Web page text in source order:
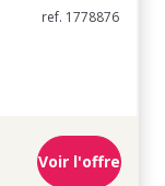
ref. 1778876
Voir l'offre